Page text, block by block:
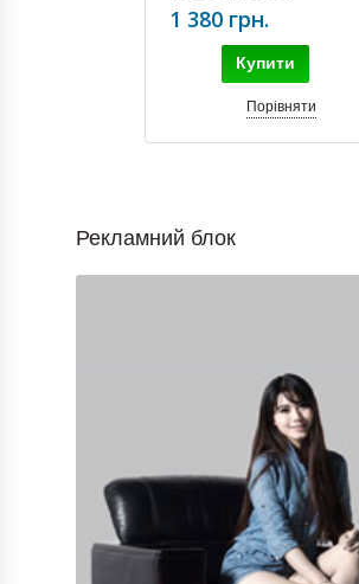
1 380 грн.
Купити
Порівняти
Рекламний блок